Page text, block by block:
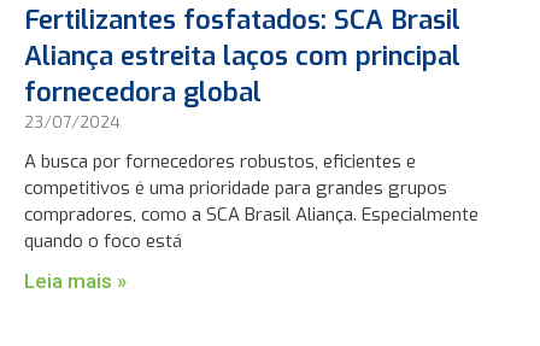
Fertilizantes fosfatados: SCA Brasil
Aliança estreita laços com principal
fornecedora global
23/07/2024
A busca por fornecedores robustos, eficientes e
competitivos é uma prioridade para grandes grupos
compradores, como a SCA Brasil Aliança. Especialmente
quando o foco está
Leia mais »